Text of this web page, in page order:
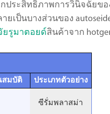
กประสิทธิภาพการวินิจฉัยขอ
เป็นบางส่วนของ
รูมาตอยด์สินค้าจาก
มบัติ
ประเภทตัวอย่าง
ซีรั่มพลาสม่า